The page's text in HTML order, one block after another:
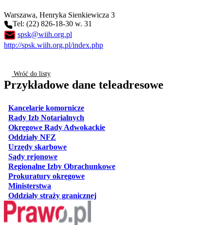
Warszawa, Henryka Sienkiewicza 3
Tel: (22) 826-18-30 w. 31
spsk@wiih.org.pl
http://spsk.wiih.org.pl/index.php
Wróć do listy
Przykładowe dane teleadresowe
Kancelarie komorniczeotwiera się w nowej karcie
Rady Izb Notarialnych
Okręgowe Rady Adwokackieotwiera się w nowej karcie
Oddziały NFZ
Urzędy skarboweotwiera się w nowej karcie
Sądy rejonoweotwiera się w nowej karcie
Regionalne Izby Obrachunkoweotwiera się w nowej karcie
Prokuratury okręgoweotwiera się w nowej karcie
Ministerstwa
Oddziały straży granicznejotwiera się w nowej karcie